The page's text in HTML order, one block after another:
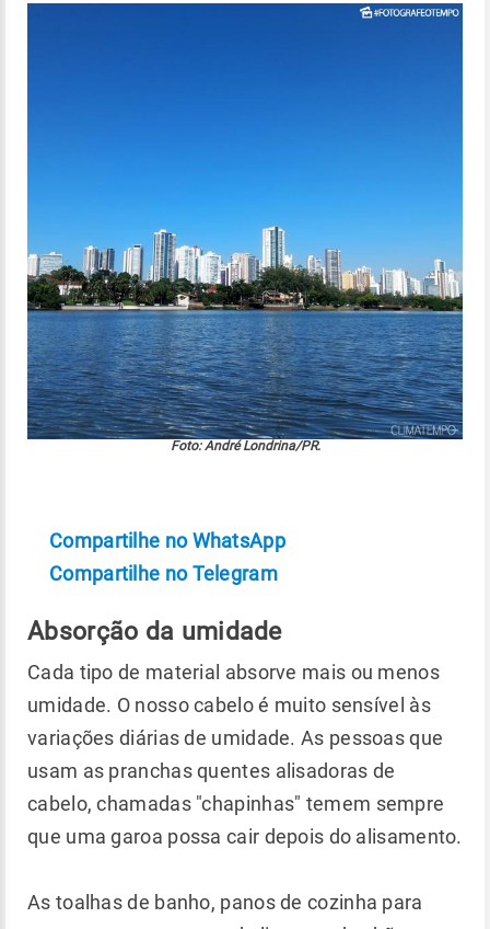
Foto: André Londrina/PR.
Compartilhe no WhatsApp
Compartilhe no Telegram
Absorção da umidade
Cada tipo de material absorve mais ou menos
umidade. O nosso cabelo é muito sensível às
variações diárias de umidade. As pessoas que
usam as pranchas quentes alisadoras de
cabelo, chamadas "chapinhas" temem sempre
que uma garoa possa cair depois do alisamento.
As toalhas de banho, panos de cozinha para